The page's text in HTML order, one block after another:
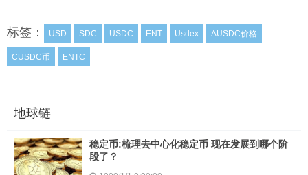
标签： USD SDC USDC ENT Usdex AUSDC价格
CUSDC币 ENTC
地球链
稳定币:梳理去中心化稳定币 现在发展到哪个阶
段了？